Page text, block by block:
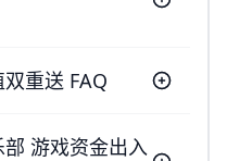
重送 FAQ
游戏资金出入